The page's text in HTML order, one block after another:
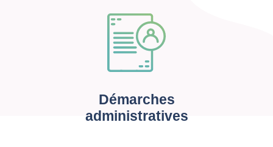
Démarches
administratives